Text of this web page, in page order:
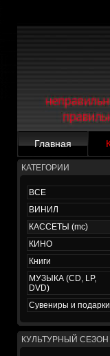
Главная
КАТЕГОРИИ
ВСЕ
ВИНИЛ
КАССЕТЫ (mc)
КИНО
Книги
МУЗЫКА (CD, LP,
DVD)
Сувениры и подарки
КУЛЬТУРНЫЙ СЕЗОН